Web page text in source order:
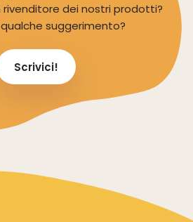
rivenditore dei nostri prodotti?
suggerimento?
Scrivici!